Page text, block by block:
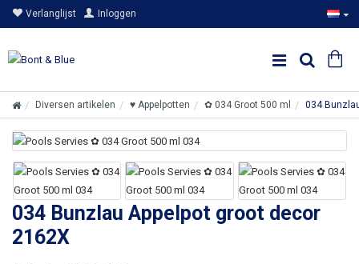
Verlanglijst Inloggen
Diversen artikelen ♥ Appelpotten ✿ 034 Groot 500 ml 034
034 Bunzlau Appelpot groot decor
2162X